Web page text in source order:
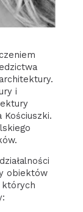
i
Kościuszki.
obiektów